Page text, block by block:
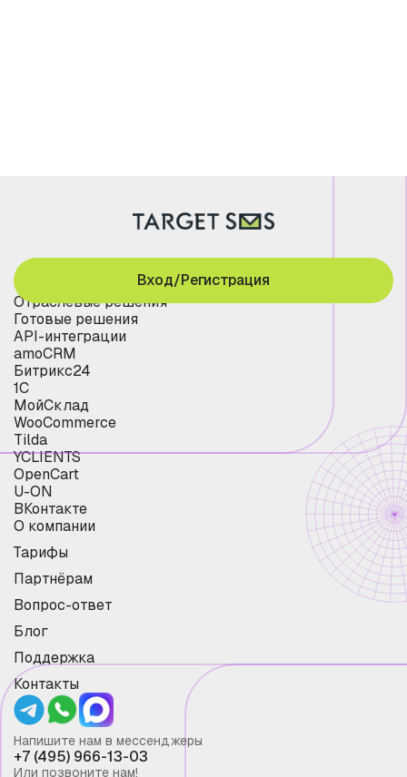
Отраслевые решения
Готовые решения
API-интеграции
amoCRM
Битрикс24
1С
МойСклад
WooCommerce
Tilda
YCLIENTS
OpenCart
U-ON
ВКонтакте
О компании
Тарифы
Партнёрам
Вопрос-ответ
Блог
Поддержка
Контакты
Вход/Регистрация
Напишите нам в мессенджеры
+7 (495) 966-13-03
Или позвоните нам!